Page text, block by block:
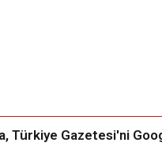
Türkiye Gazetesi'ni